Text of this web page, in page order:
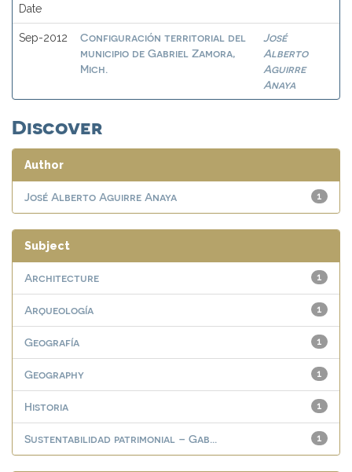
Date
Sep-2012
Configuración territorial del
municipio de Gabriel Zamora,
Mich.
José
Alberto
Aguirre
Anaya
Discover
Author
1
José Alberto Aguirre Anaya
Subject
1
Architecture
1
Arqueología
1
Geografía
1
Geography
1
Historia
1
Sustentabilidad patrimonial – Gab...